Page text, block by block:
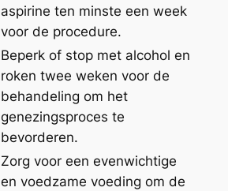
aspirine ten minste een week
voor de procedure.
Beperk of stop met alcohol en
roken twee weken voor de
behandeling om het
genezingsproces te
bevorderen.
Zorg voor een evenwichtige
en voedzame voeding om de